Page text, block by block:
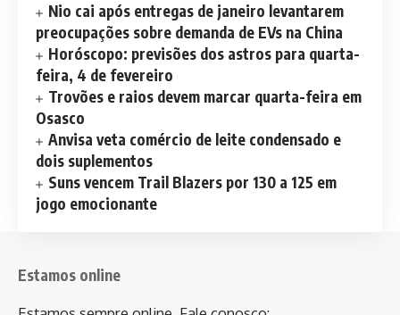
Nio cai após entregas de janeiro levantarem
preocupações sobre demanda de EVs na China
Horóscopo: previsões dos astros para quarta-
feira, 4 de fevereiro
Trovões e raios devem marcar quarta-feira em
Osasco
Anvisa veta comércio de leite condensado e
dois suplementos
Suns vencem Trail Blazers por 130 a 125 em
jogo emocionante
Estamos online